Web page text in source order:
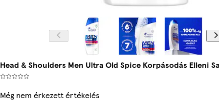
Head & Shoulders Men Ultra Old Spice Korpásodás Elleni
Még nem érkezett értékelés